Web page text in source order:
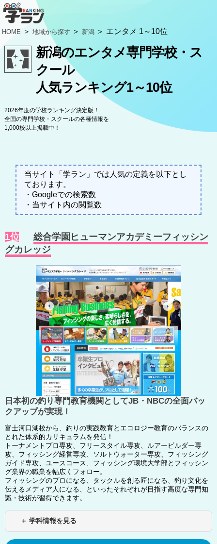
HOME ＞地域から探す ＞ 新潟 ＞ エンタメ 1～10位
新潟のエンタメ専門学校・ス
クール
人気ランキング1～10位
2026年度の学校ランキング決定版！
全国の専門学校・スクールの各種情報を
1,000校以上掲載中！
当サイト「学ラン」では人気の定義を以下とし
ております。
・Googleでの検索数
・当サイト内の閲覧数
1位
総合学園ヒューマンアカデミーフィッシン
グカレッジ
日本初の釣り専門教育機関としてJB・NBCの全面バッ
クアップが実現！
富士河口湖校から、釣りの実践教育とエコロジー教育のバランスの
とれた体系的カリキュラムを発信！
トーナメントプロ専攻、フリースタイル専攻、ルアービルダー専
攻、フィッシング経営専攻、ソルトウォーター専攻、フィッシング
ガイド専攻、ユースコース、フィッシング環境大学部とフィッシン
グ業界の職業を幅広くフォロー。
フィッシングのプロになる、タックルを創る匠になる、釣り文化を
伝えるメディア人になる、といったそれぞれが目指す高度な専門知
識・技術が習得できます。
＋ 学科情報を見る